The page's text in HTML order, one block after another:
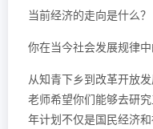
当前经济的走向是什么？
你在当今社会发展规律中
从知青下乡到改革开放
老师希望你们能够去研
年计划不仅是国民经济